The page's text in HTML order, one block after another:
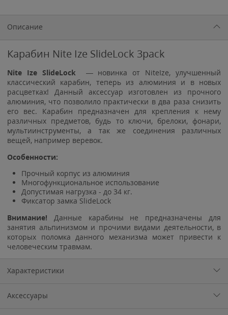
Описание
Карабин Nite Ize SlideLock 3pack
Nite Ize SlideLock
— новинка от NiteIze, улучшенный
классический карабин, теперь из алюминия и в новых
расцветках! Данный аксессуар изготовлен из прочного
алюминия, что позволило практически в два раза снизить
его вес. Карабин предназначен для крепления к нему
различных предметов, будь то ключи, брелоки, фонари,
мультиинструменты, а так же соединения различных
вещей, например веревок.
Особенности:
Прочный корпус из алюминия
Многофункциональное использование
Допустимая нагрузка - до 34 кг.
Фиксатор замка SlideLock
Внимание! Данные карабины не предназначены для
занятия альпинизмом и прочими видами деятельности, в
которых поломка данного механизма может привести к
человеческим травмам.
Характеристики
Аксессуары